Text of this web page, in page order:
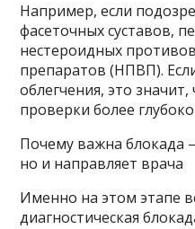
Например, если
фасеточных суставов,
нестероидных
препаратов (НПВП).
облегчения, это
проверки более
Почему важна блокада
но и направляет врача
Именно на этом этапе
диагностическая